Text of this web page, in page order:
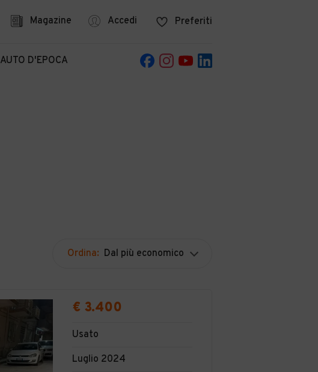
Magazine Accedi Preferiti
AUTO D'EPOCA
Ordina: Dal più economico
€ 3.400
Usato
Luglio 2024